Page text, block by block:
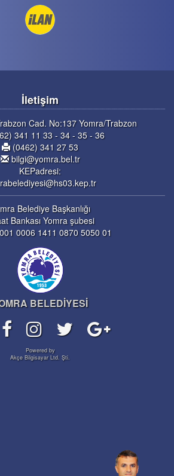
İletişim
Cad. No:137 Yomra/Trabzon
341 11 33 - 34 - 35 - 36
(0462) 341 27 53
bilgi@yomra.bel.tr
KEPadresi:
Belediye Başkanlığı
Bankası Yomra şubesi
0006 1411 0870 5050 01
BELEDİYESİ
Powered by
Akçe Bilgisayar Ltd. Şti.